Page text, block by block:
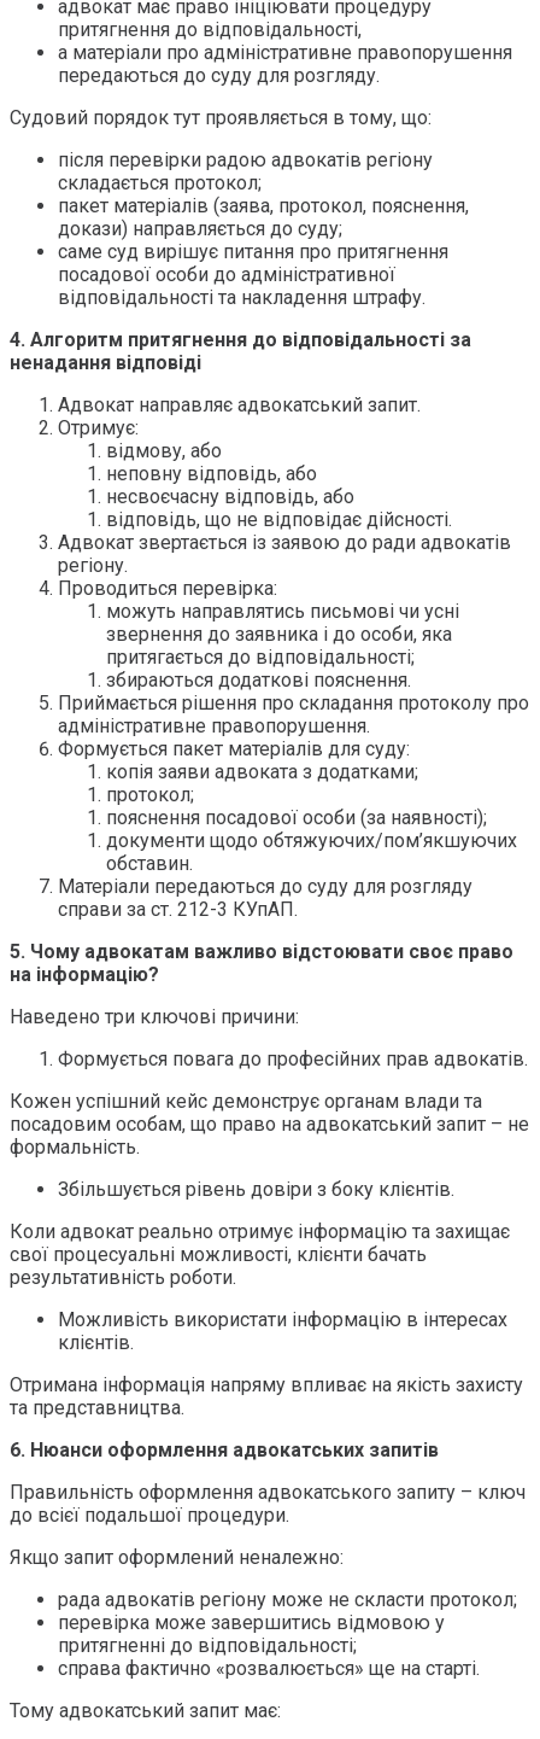
адвокат має право ініціювати процедуру
притягнення до відповідальності,
а матеріали про адміністративне правопорушення
передаються до суду для розгляду.
Судовий порядок тут проявляється в тому, що:
після перевірки радою адвокатів регіону
складається протокол;
пакет матеріалів (заява, протокол, пояснення,
докази) направляється до суду;
саме суд вирішує питання про притягнення
посадової особи до адміністративної
відповідальності та накладення штрафу.
4. Алгоритм притягнення до відповідальності за
ненадання відповіді
Адвокат направляє адвокатський запит.
Отримує:
відмову, або
неповну відповідь, або
несвоєчасну відповідь, або
відповідь, що не відповідає дійсності.
Адвокат звертається із заявою до ради адвокатів
регіону.
Проводиться перевірка:
можуть направлятись письмові чи усні
звернення до заявника і до особи, яка
притягається до відповідальності;
збираються додаткові пояснення.
Приймається рішення про складання протоколу про
адміністративне правопорушення.
Формується пакет матеріалів для суду:
копія заяви адвоката з додатками;
протокол;
пояснення посадової особи (за наявності);
документи щодо обтяжуючих/пом’якшуючих
обставин.
Матеріали передаються до суду для розгляду
справи за ст. 212-3 КУпАП.
5. Чому адвокатам важливо відстоювати своє право
на інформацію?
Наведено три ключові причини:
Формується повага до професійних прав адвокатів.
Кожен успішний кейс демонструє органам влади та
посадовим особам, що право на адвокатський запит – не
формальність.
Збільшується рівень довіри з боку клієнтів.
Коли адвокат реально отримує інформацію та захищає
свої процесуальні можливості, клієнти бачать
результативність роботи.
Можливість використати інформацію в інтересах
клієнтів.
Отримана інформація напряму впливає на якість захисту
та представництва.
6. Нюанси оформлення адвокатських запитів
Правильність оформлення адвокатського запиту – ключ
до всієї подальшої процедури.
Якщо запит оформлений неналежно:
рада адвокатів регіону може не скласти протокол;
перевірка може завершитись відмовою у
притягненні до відповідальності;
справа фактично «розвалюється» ще на старті.
Тому адвокатський запит має: